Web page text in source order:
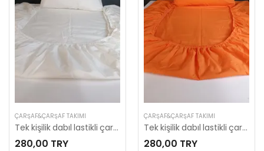
ÇARŞAF&ÇARŞAF TAKIMI
Tek kişilik dabıl lastikli çarşaf 120*200
280,00 TRY
ÇARŞAF&ÇARŞAF TAKIMI
Tek kişilik dabıl lastikli çarşaf 120*200
280,00 TRY